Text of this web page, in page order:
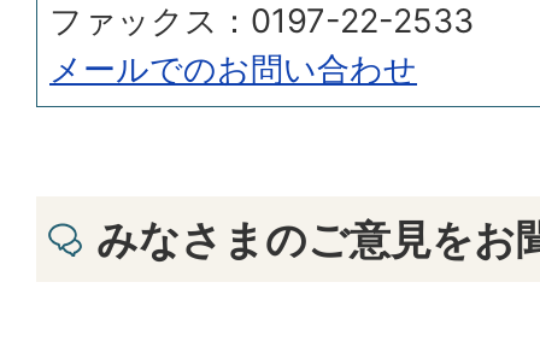
ファックス：0197-22-2533
メールでのお問い合わせ
みなさまのご意見をお